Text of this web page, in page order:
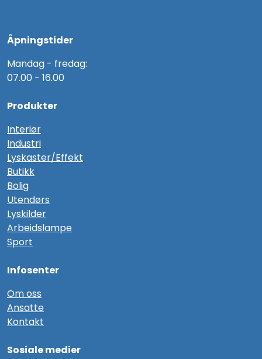
Åpningstider
Mandag - fredag:
07.00 - 16.00
Produkter
Interiør
Industri
Lyskaster/Effekt
Butikk
Bolig
Utendørs
Lyskilder
Arbeidslampe
Sport
Infosenter
Om oss
Ansatte
Kontakt
Sosiale medier